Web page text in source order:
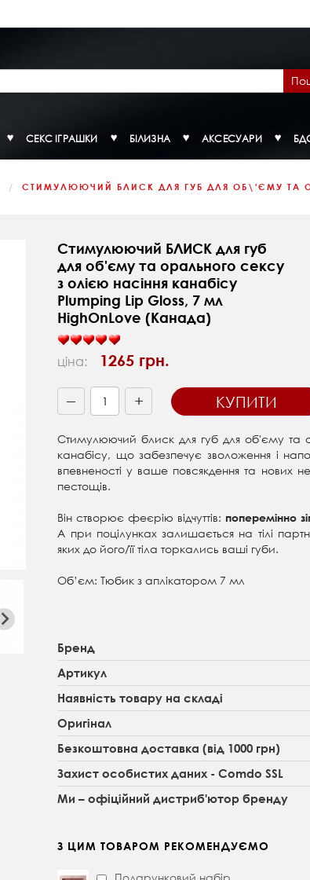
СЕКС ІГРАШКИ БІЛИЗНА АКСЕСУАРИ
СТИМУЛЮЮЧИЙ БЛИСК ДЛЯ ГУБ ДЛЯ ОБ\'ЄМУ ТА
Стимулюючий БЛИСК для губ
для об'єму та орального сексу
з олією насіння канабісу
Plumping Lip Gloss, 7 мл
HighOnLove (Канада)
ціна: 1265 грн.
— + КУПИТИ
Стимулюючий блиск для губ для об'єму та
канабісу, що забезпечує зволоження і
впевненості у ваше повсякдення та нових
пестощів.
Він створює феєрію відчуттів: поперемінно
А при поцілунках залишається на тілі
яких до його/її тіла торкались ваші губи.
Об’єм: Тюбик з аплікатором 7 мл
Бренд
Артикул
Наявність товару на складі
Оригінал
Безкоштовна доставка (від 1000 грн)
Захист особистих даних - Comdo SSL
Ми – офіційний дистриб'ютор бренду
З ЦИМ ТОВАРОМ РЕКОМЕНДУЄМО